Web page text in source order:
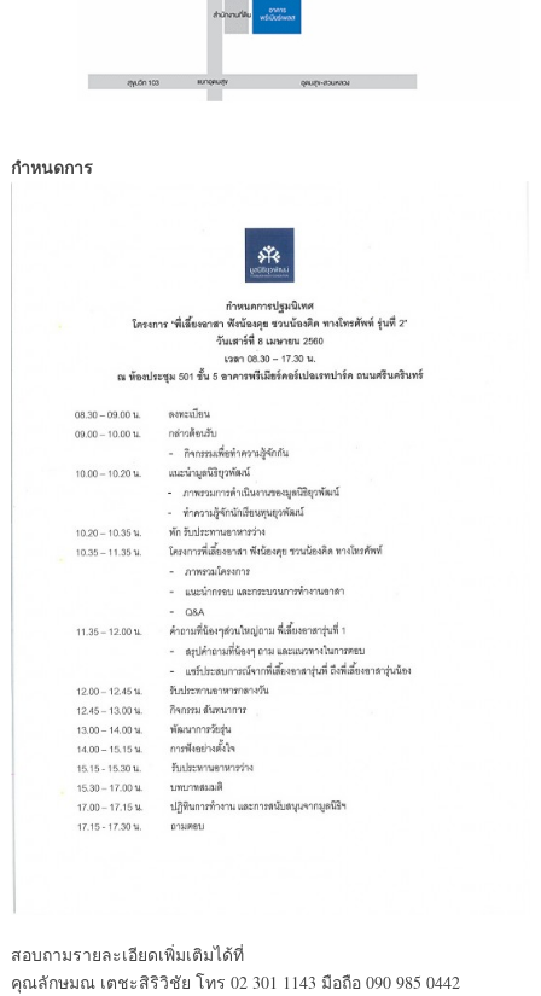
กำหนดการ
สอบถามรายละเอียดเพิ่มเติมได้ที่
คุณลักษมณ เตชะสิริวิชัย โทร 02 301 1143 มือถือ 090 985 0442